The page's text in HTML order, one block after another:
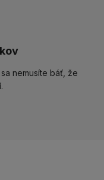
nemusíte báť, že